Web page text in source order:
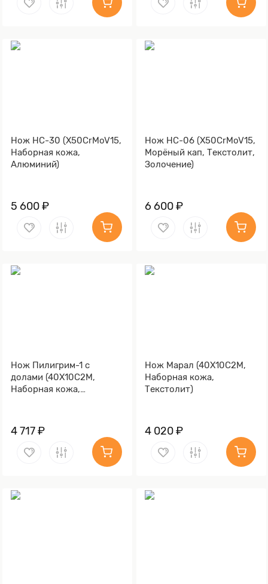
Нож НС-30 (X50CrMoV15,
Наборная кожа,
Алюминий)
5 600 ₽
Нож НС-06 (X50CrMoV15,
Морёный кап, Текстолит,
Золочение)
6 600 ₽
Нож Пилигрим-1 с
долами (40Х10С2М,
Наборная кожа,
4 717 ₽
Нож Марал (40Х10С2М,
Наборная кожа,
Текстолит)
4 020 ₽